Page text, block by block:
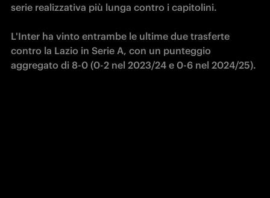
serie realizzativa più lunga contro i capitolini.
L'Inter ha vinto entrambe le ultime due trasferte
contro la Lazio in Serie A, con un punteggio
aggregato di 8-0 (0-2 nel 2023/24 e 0-6 nel 2024/25).